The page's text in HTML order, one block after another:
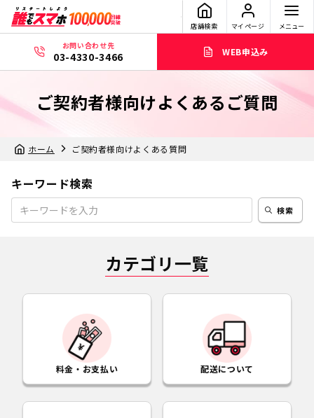
店舗検索 マイページ メニュー
お問い合わせ先
03-4330-3466 WEB申込み
ご契約者様向けよくあるご質問
ホーム ご契約者様向けよくある質問
キーワード検索
検索
カテゴリ一覧
料金・お支払い 配送について